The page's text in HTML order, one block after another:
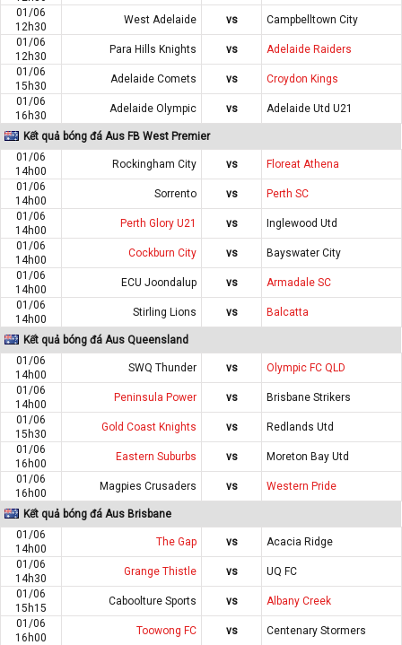
01/06
12h30
West Adelaide vs
Campbelltown City
01/06
12h30
Para Hills Knights vs
Adelaide Raiders
01/06
15h30
Adelaide Comets vs
Croydon Kings
01/06
16h30
Adelaide Olympic vs Adelaide Utd U21
Kết quả bóng đá Aus FB West Premier
01/06
14h00
Rockingham City vs
Floreat Athena
01/06
14h00
Sorrento vs
Perth SC
01/06
14h00
Perth Glory U21 vs
Inglewood Utd
01/06
14h00
Cockburn City vs
Bayswater City
01/06
14h00
ECU Joondalup vs
Armadale SC
01/06
14h00
Stirling Lions vs Balcatta
Kết quả bóng đá Aus Queensland
01/06
14h00
SWQ Thunder vs
Olympic FC QLD
01/06
14h00
Peninsula Power vs
Brisbane Strikers
01/06
15h30
Gold Coast Knights vs
Redlands Utd
01/06
16h00
Eastern Suburbs vs
Moreton Bay Utd
01/06
16h00
Magpies Crusaders vs Western Pride
Kết quả bóng đá Aus Brisbane
01/06
14h00
The Gap vs
Acacia Ridge
01/06
14h30
Grange Thistle vs
UQ FC
01/06
15h15
Caboolture Sports vs
Albany Creek
01/06
16h00
Toowong FC vs
Centenary Stormers